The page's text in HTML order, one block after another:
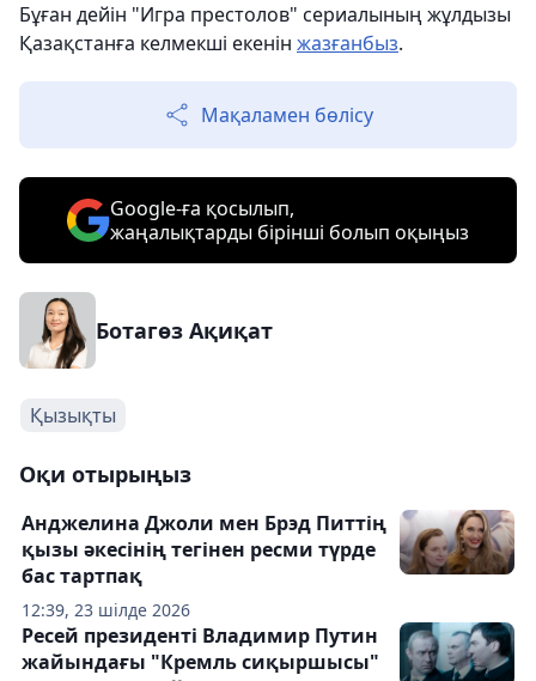
Бұған дейін "Игра престолов" сериалының жұлдызы
Қазақстанға келмекші екенін жазғанбыз.
Мақаламен бөлісу
Google-ға қосылып,
жаңалықтарды бірінші болып оқыңыз
Ботагөз Ақиқат
Қызықты
Оқи отырыңыз
12:39, 23 шілде 2026
Анджелина Джоли мен Брэд Питтің
қызы әкесінің тегінен ресми түрде
бас тартпақ
Ресей президенті Владимир Путин
жайындағы "Кремль сиқыршысы"